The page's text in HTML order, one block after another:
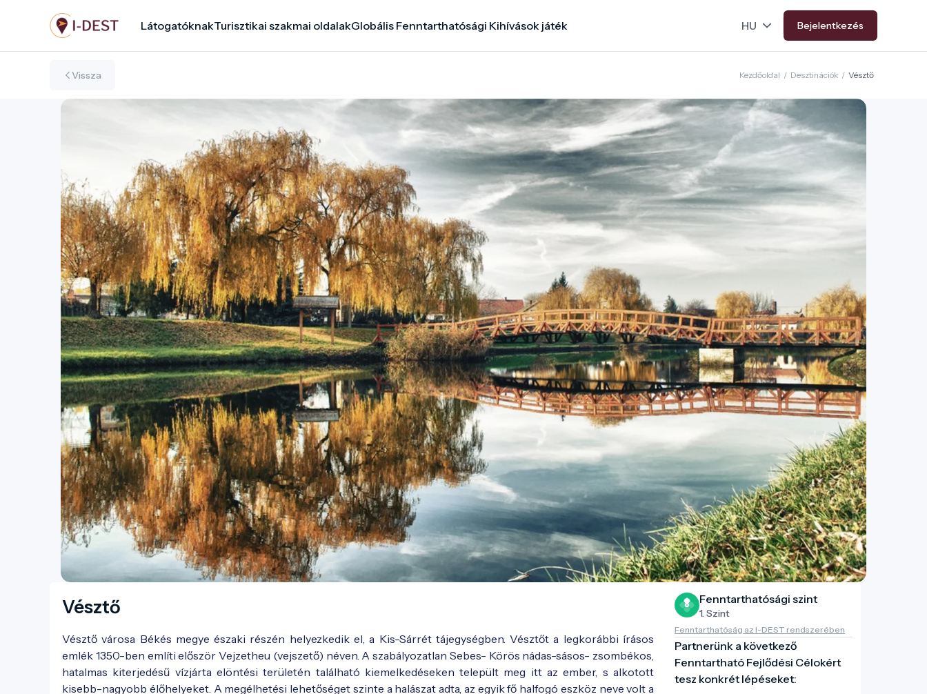
tartalomra
LátogatóknakTurisztikai szakmai oldalakGlobális Fenntarthatósági Kihívások játék Bejelentkezés
Vissza Kezdőoldal / Desztinációk / Vésztő
Vésztő
Vésztő városa Békés megye északi részén helyezkedik el, a Kis-Sárrét tájegységben. Vésztőt a legkorábbi írásos
emlék 1350-ben említi először Vejzetheu (vejszető) néven. A szabályozatlan Sebes- Körös nádas-sásos- zsombékos,
hatalmas kiterjedésű vízjárta elöntési területén található kiemelkedéseken települt meg itt az ember, s alkotott
kisebb-nagyobb élőhelyeket. A megélhetési lehetőséget szinte a halászat adta, az egyik fő halfogó eszköz neve volt a
Fenntarthatósági szint
1. Szint
Fenntarthatóság az I-DEST rendszerében
Partnerünk a következő
Fenntartható Fejlődési Célokért
tesz konkrét lépéseket: